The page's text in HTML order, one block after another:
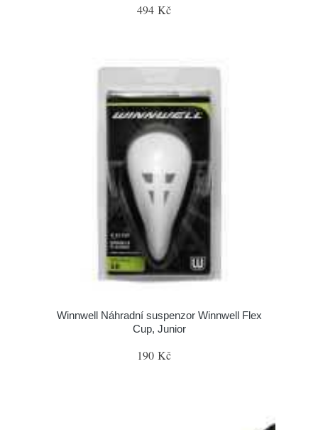
494 Kč
Winnwell Náhradní suspenzor Winnwell Flex
Cup, Junior
190 Kč